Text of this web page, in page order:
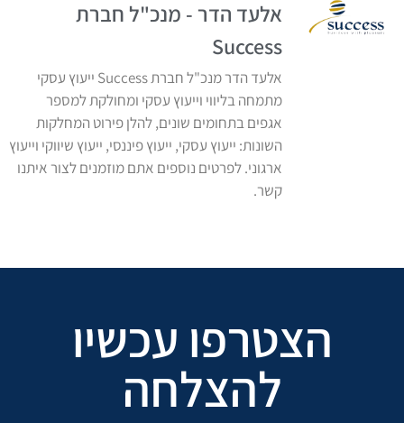
אלעד הדר - מנכ"ל חברת
Success
אלעד הדר מנכ"ל חברת Success ייעוץ עסקי
מתמחה בליווי וייעוץ עסקי ומחולקת למספר
אגפים בתחומים שונים, להלן פירוט המחלקות
השונות: ייעוץ עסקי, ייעוץ פיננסי, ייעוץ שיווקי וייעוץ
ארגוני. לפרטים נוספים אתם מוזמנים לצור איתנו
קשר.
הצטרפו עכשיו
להצלחה